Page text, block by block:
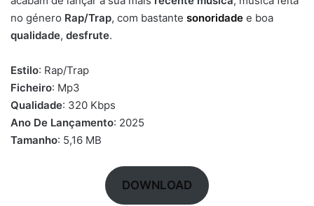
no género Rap/Trap, com bastante sonoridade e boa
qualidade, desfrute.
Estilo: Rap/Trap
Ficheiro: Mp3
Qualidade: 320 Kbps
Ano De Lançamento: 2025
Tamanho: 5,16 MB
DOWNLOAD